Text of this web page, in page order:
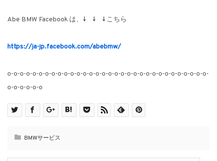
Abe BMW Facebook は、↓ ↓ ↓ こちら
https://ja-jp.facebook.com/abebmw/
o-o-o-o-o-o-o-o-o-o-o-o-o-o-o-o-o-o-o-o-o-o-o-o-o-o-o-o-o-o-o-o-
o-o-o-o-o-o
BMWサービス